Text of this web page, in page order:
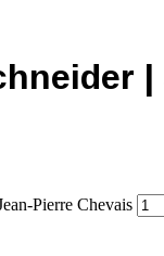
Pierre Chevais